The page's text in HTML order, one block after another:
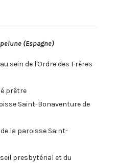
(Espagne)
sein de l'Ordre des Frères
prêtre
Saint-Bonaventure de
la paroisse Saint-
presbytérial et du